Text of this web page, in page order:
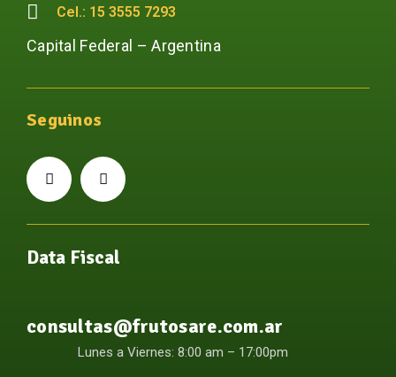
Cel.: 15 3555 7293
Capital Federal – Argentina
Seguinos
Data Fiscal
consultas@frutosare.com.ar
Lunes a Viernes: 8:00 am – 17:00pm